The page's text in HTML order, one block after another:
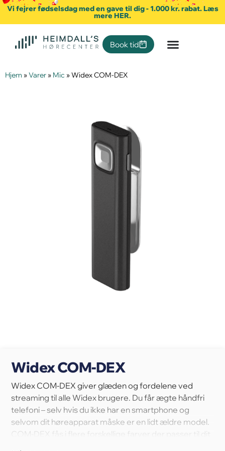
Vi fejrer fødselsdag med en gave til dig - 1.000 kr. rabat. Læs
mere HER.
Book tid
Hjem »Varer » Mic »Widex COM-DEX
Widex COM-DEX
Widex COM-DEX giver glæden og fordelene ved
streaming til alle Widex brugere. Du får ægte håndfri
telefoni – selv hvis du ikke har en smartphone og
selvom dit høreapparat måske er en lidt ældre model.
COM-DEX fås i flere forskellige farver der passer til dit